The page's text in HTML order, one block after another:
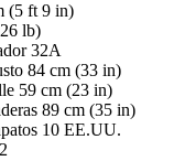
(5 ft 9 in)
lb)
32A
84 cm (33 in)
59 cm (23 in)
89 cm (35 in)
10 EE.UU.
2